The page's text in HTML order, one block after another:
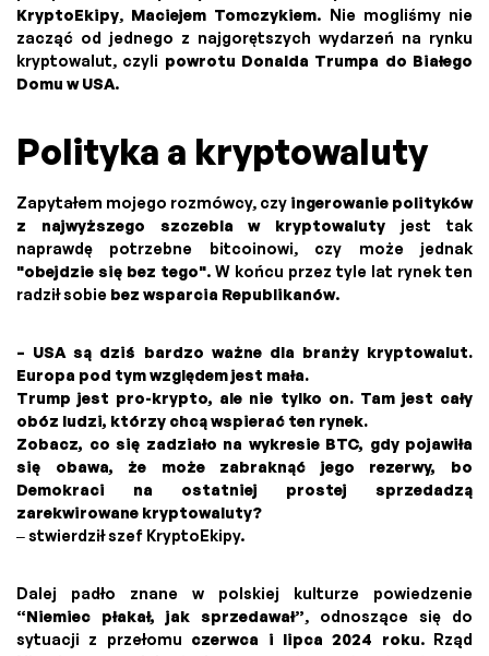
KryptoEkipy, Maciejem Tomczykiem. Nie mogliśmy nie
zacząć od jednego z najgorętszych wydarzeń na rynku
kryptowalut, czyli powrotu Donalda Trumpa do Białego
Domu w USA.
Polityka a kryptowaluty
Zapytałem mojego rozmówcy, czy ingerowanie polityków
z najwyższego szczebla w kryptowaluty jest tak
naprawdę potrzebne bitcoinowi, czy może jednak
"obejdzie się bez tego". W końcu przez tyle lat rynek ten
radził sobie bez wsparcia Republikanów.
– USA są dziś bardzo ważne dla branży kryptowalut.
Europa pod tym względem jest mała.
Trump jest pro-krypto, ale nie tylko on. Tam jest cały
obóz ludzi, którzy chcą wspierać ten rynek.
Zobacz, co się zadziało na wykresie BTC, gdy pojawiła
się obawa, że może zabraknąć jego rezerwy, bo
Demokraci na ostatniej prostej sprzedadzą
zarekwirowane kryptowaluty?
– stwierdził szef KryptoEkipy.
Dalej padło znane w polskiej kulturze powiedzenie
“Niemiec płakał, jak sprzedawał”, odnoszące się do
sytuacji z przełomu czerwca i lipca 2024 roku. Rząd